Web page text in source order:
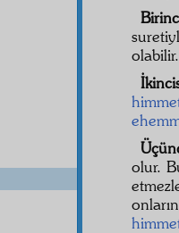
olabilir.
olur.